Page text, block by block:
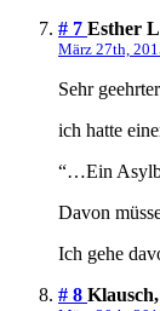
# 7 Esther
März 27th,
Sehr
ich hatte
“…Ein
Davon
Ich gehe
# 8